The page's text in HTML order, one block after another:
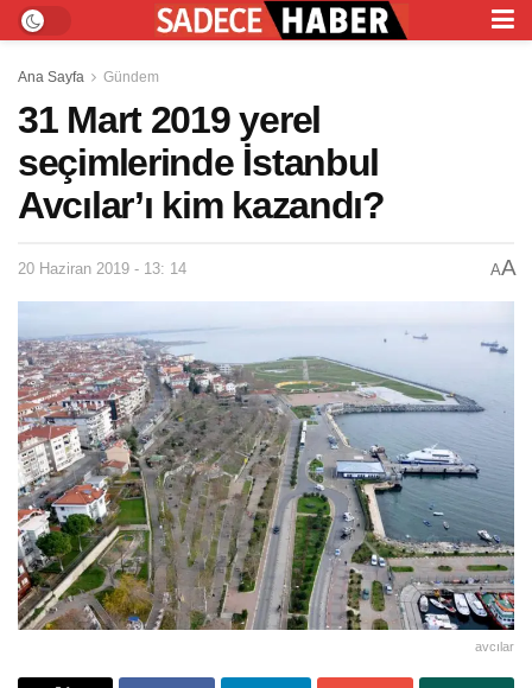
Ana Sayfa Gündem
31 Mart 2019 yerel
seçimlerinde İstanbul
Avcılar’ı kim kazandı?
20 Haziran 2019 - 13: 14 AA
avcılar